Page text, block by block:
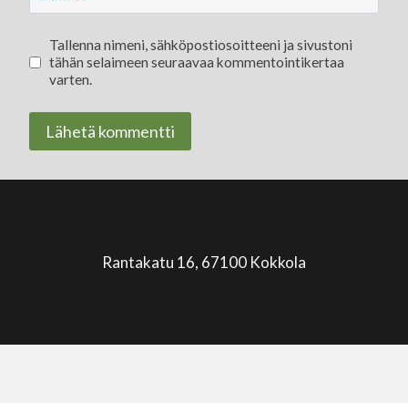
Tallenna nimeni, sähköpostiosoitteeni ja sivustoni
tähän selaimeen seuraavaa kommentointikertaa
varten.
Rantakatu 16, 67100 Kokkola